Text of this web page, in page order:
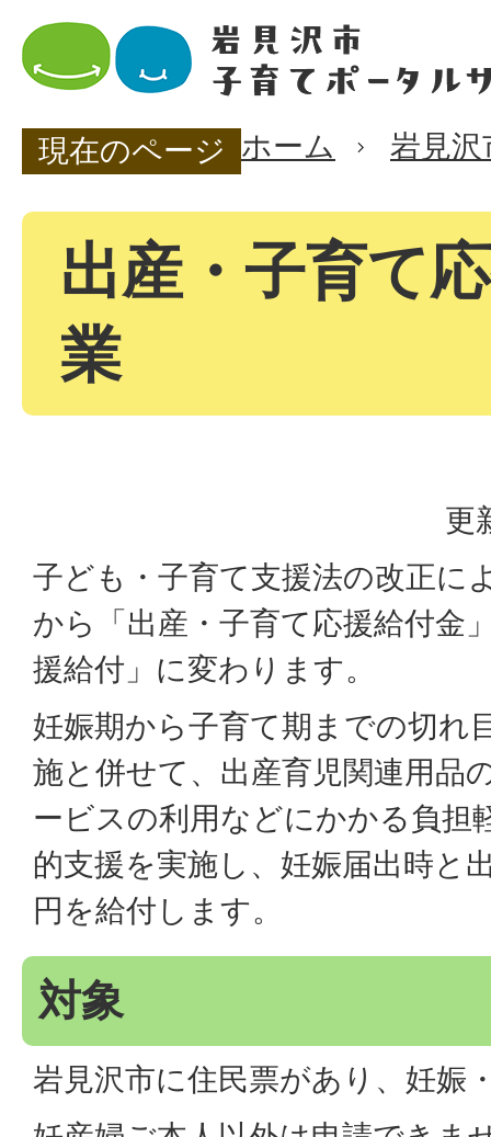
現在のページ ホーム 岩見
出産・子育て
業
更
子ども・子育て支援法の改正に
から「出産・子育て応援給付金
援給付」に変わります。
妊娠期から子育て期までの切れ
施と併せて、出産育児関連用品
ービスの利用などにかかる負担
的支援を実施し、妊娠届出時と
円を給付します。
対象
岩見沢市に住民票があり、妊娠